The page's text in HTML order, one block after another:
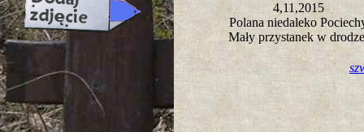
4,11,2015
Polana niedaleko
Mały przystanek w